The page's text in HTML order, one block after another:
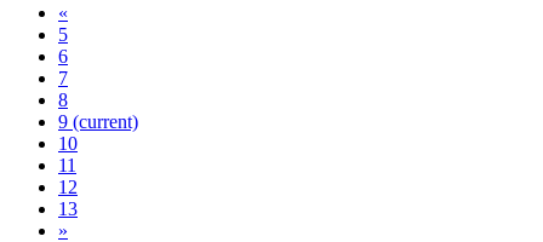
«
5
6
7
8
9 (current)
10
11
12
13
»